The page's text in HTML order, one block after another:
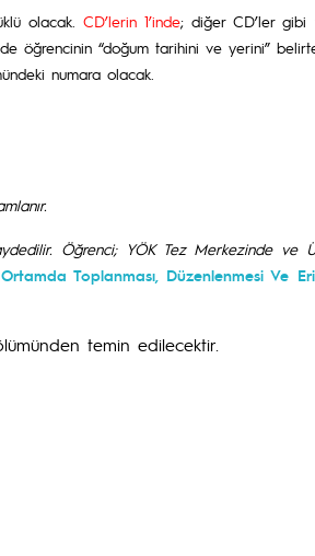
olacak. CD’lerin 1’inde; diğer CD’ler
öğrencinin “doğum tarihini ve yerini”
numara olacak.
Öğrenci; YÖK Tez Merkezinde ve
Toplanması, Düzenlenmesi Ve
temin edilecektir.